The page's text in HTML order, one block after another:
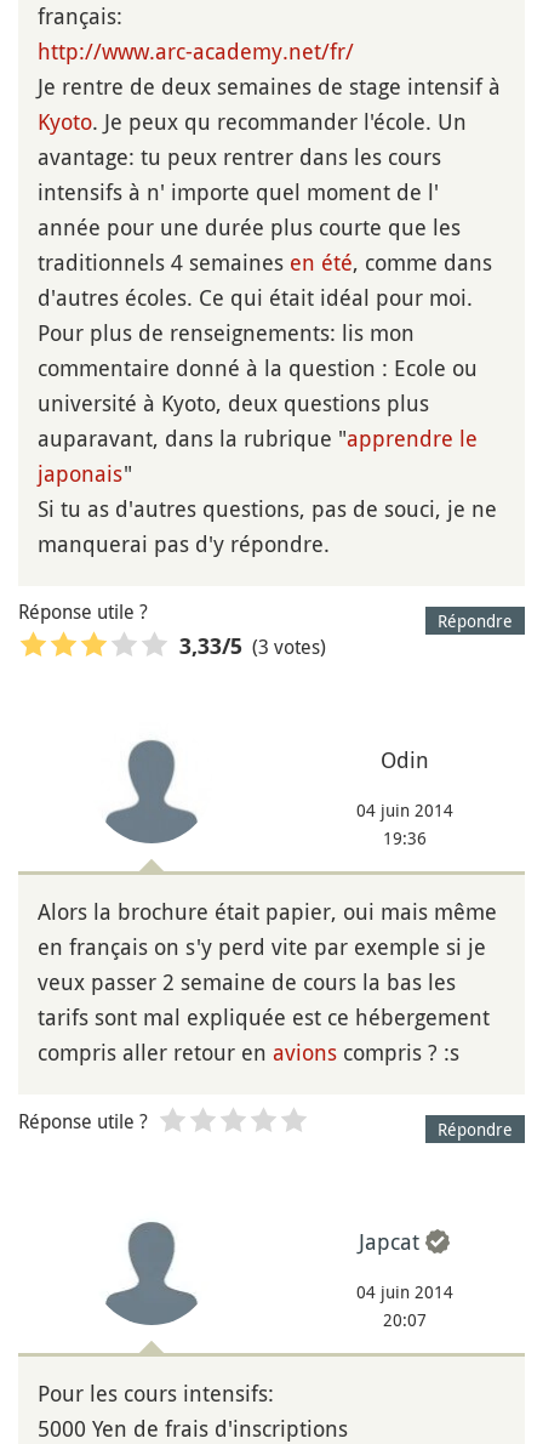
français:
http://www.arc-academy.net/fr/
Je rentre de deux semaines de stage intensif à
Kyoto. Je peux qu recommander l'école. Un
avantage: tu peux rentrer dans les cours
intensifs à n' importe quel moment de l'
année pour une durée plus courte que les
traditionnels 4 semaines en été, comme dans
d'autres écoles. Ce qui était idéal pour moi.
Pour plus de renseignements: lis mon
commentaire donné à la question : Ecole ou
université à Kyoto, deux questions plus
auparavant, dans la rubrique "apprendre le
japonais"
Si tu as d'autres questions, pas de souci, je ne
manquerai pas d'y répondre.
Répondre
Réponse utile ?
3,33/5 (3 votes)
Odin
04 juin 2014
19:36
Alors la brochure était papier, oui mais même
en français on s'y perd vite par exemple si je
veux passer 2 semaine de cours la bas les
tarifs sont mal expliquée est ce hébergement
compris aller retour en avions compris ? :s
Répondre
Réponse utile ?
Japcat
04 juin 2014
20:07
Pour les cours intensifs:
5000 Yen de frais d'inscriptions